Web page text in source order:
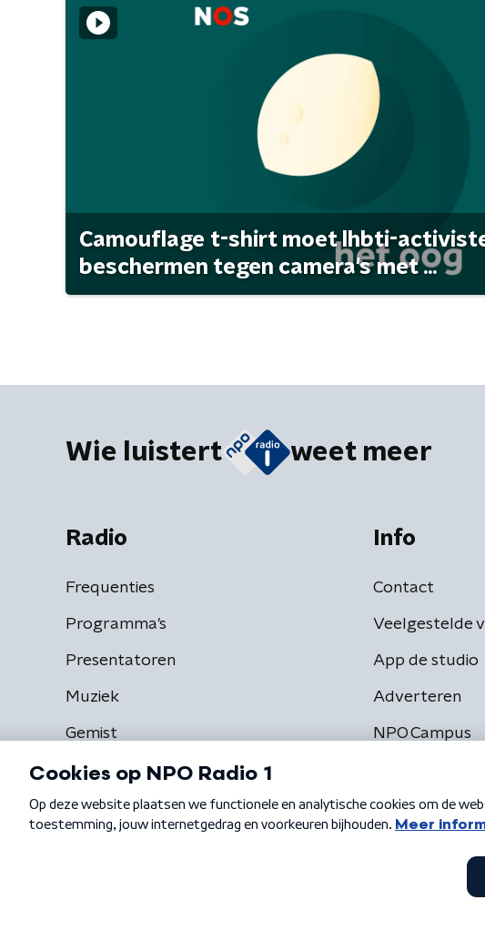
Camouflage t-shirt moet lhbti-
beschermen tegen camera's met ...
Wie luistert weet meer
Radio
Frequenties
Programma's
Presentatoren
Muziek
Gemist
Info
Contact
Veelgestelde
App de studio
Adverteren
NPO Campus
Algemene voorwaarden Privacybeleid